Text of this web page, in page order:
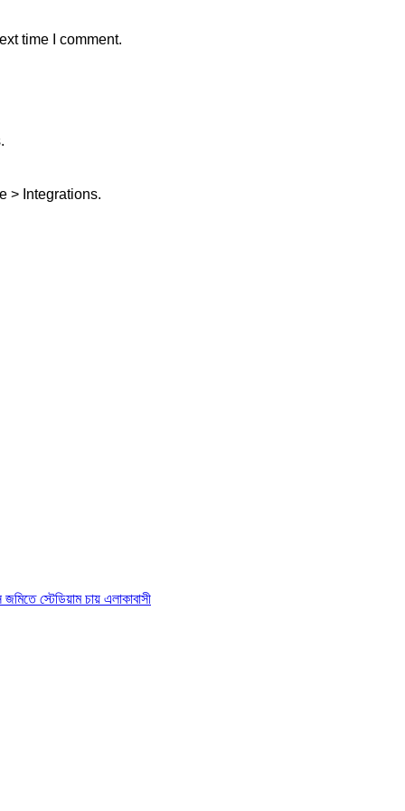
time I comment.
> Integrations.
স্টেডিয়াম চায় এলাকাবাসী